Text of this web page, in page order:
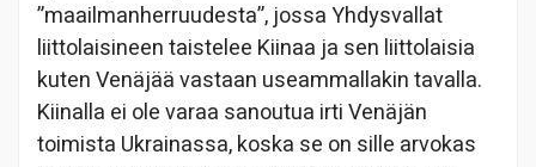
”maailmanherruudesta”, jossa Yhdysvallat
liittolaisineen taistelee Kiinaa ja sen liittolaisia
kuten Venäjää vastaan useammallakin tavalla.
Kiinalla ei ole varaa sanoutua irti Venäjän
toimista Ukrainassa, koska se on sille arvokas